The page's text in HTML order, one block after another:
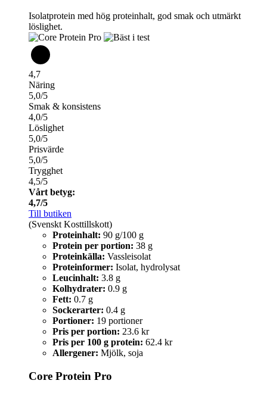
Isolatprotein med hög proteinhalt, god smak och utmärkt
löslighet.
4,7
Näring
5,0/5
Smak & konsistens
4,0/5
Löslighet
5,0/5
Prisvärde
5,0/5
Trygghet
4,5/5
Vårt betyg:
4,7/5
Till butiken
(Svenskt Kosttillskott)
Proteinhalt: 90 g/100 g
Protein per portion: 38 g
Proteinkälla: Vassleisolat
Proteinformer: Isolat, hydrolysat
Leucinhalt: 3.8 g
Kolhydrater: 0.9 g
Fett: 0.7 g
Sockerarter: 0.4 g
Portioner: 19 portioner
Pris per portion: 23.6 kr
Pris per 100 g protein: 62.4 kr
Allergener: Mjölk, soja
Core Protein Pro